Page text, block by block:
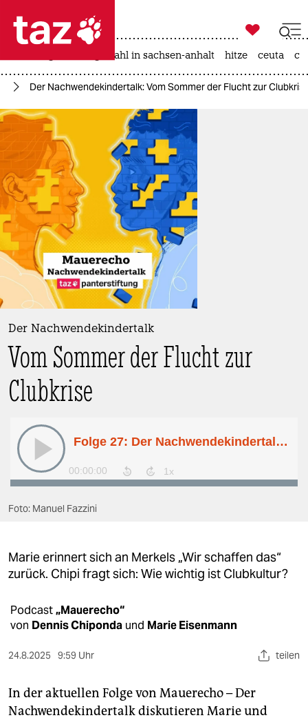
 taz zahl ich
taz zahl ich
themen
politik
öko
gesellschaft
kultur
sport
berlin
wahrheit
verlag
verlag
veranstaltungen
shop
fragen & hilfe
abo
epaper login

taz zahl ich
landtagswahl in sachsen-anhalt hitze ceuta
Der Nachwendekindertalk: Vom Sommer der Flucht zur
Der Nachwendekindertalk
Vom Sommer der Flucht zur
Clubkrise
Foto: Manuel Fazzini
Marie erinnert sich an Merkels „Wir schaffen das“
zurück. Chipi fragt sich: Wie wichtig ist Clubkultur?
Podcast„Mauerecho“
von Dennis Chiponda und Marie Eisenmann
24.8.2025 9:59 Uhr teilen
In der aktuellen Folge von Mauerecho – Der
Nachwendekindertalk diskutieren Marie und